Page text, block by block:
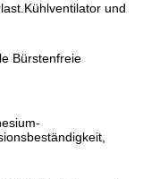
und
Bürstenfreie